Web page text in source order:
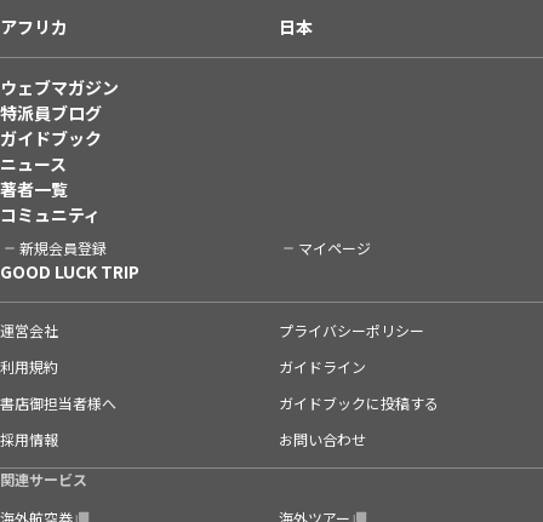
アフリカ
日本
ウェブマガジン
特派員ブログ
ガイドブック
ニュース
著者一覧
コミュニティ
新規会員登録 マイページ
GOOD LUCK TRIP
運営会社
プライバシーポリシー
利用規約
ガイドライン
書店御担当者様へ
ガイドブックに投稿する
採用情報
お問い合わせ
関連サービス
海外航空券
海外ツアー